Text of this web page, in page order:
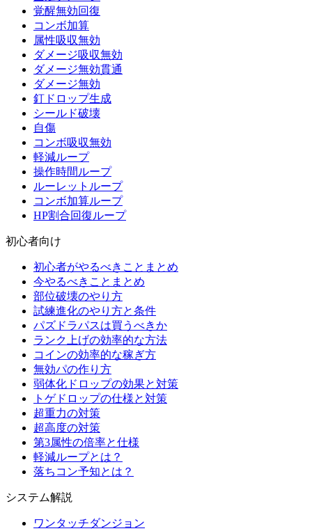
覚醒無効回復
コンボ加算
属性吸収無効
ダメージ吸収無効
ダメージ無効貫通
ダメージ無効
釘ドロップ生成
シールド破壊
自傷
コンボ吸収無効
軽減ループ
操作時間ループ
ルーレットループ
コンボ加算ループ
HP割合回復ループ
初心者向け
初心者がやるべきことまとめ
今やるべきことまとめ
部位破壊のやり方
試練進化のやり方と条件
パズドラパスは買うべきか
ランク上げの効率的な方法
コインの効率的な稼ぎ方
無効パの作り方
弱体化ドロップの効果と対策
トゲドロップの仕様と対策
超重力の対策
超高度の対策
第3属性の倍率と仕様
軽減ループとは？
落ちコン予知とは？
システム解説
ワンタッチダンジョン